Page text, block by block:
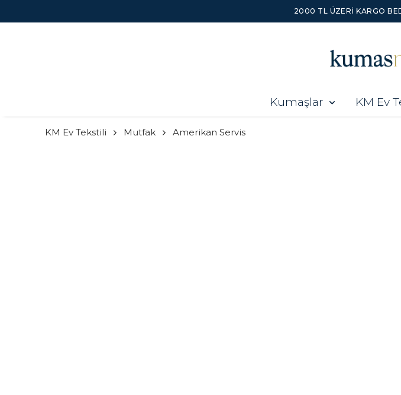
2000 TL ÜZERI KARGO
Kumaşlar KM Ev
KM Ev Tekstili Mutfak Amerikan Servis